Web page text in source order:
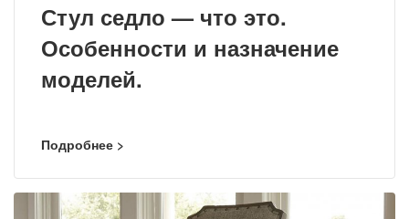
Стул седло — что это.
Особенности и назначение
моделей.
Подробнее >